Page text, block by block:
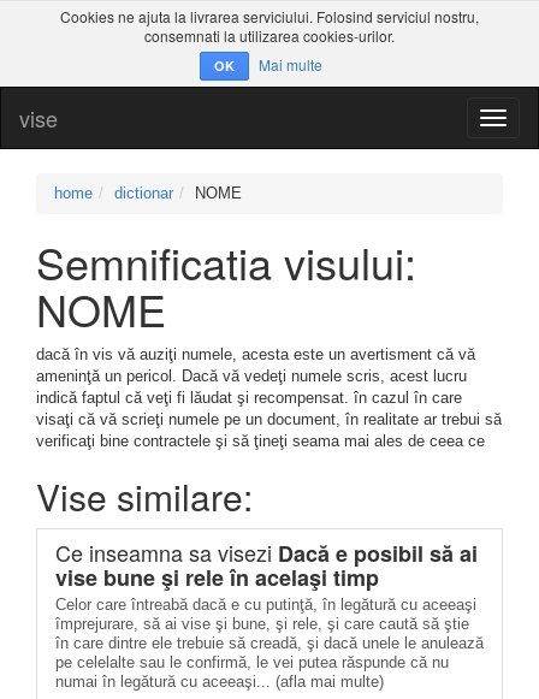
Cookies ne ajuta la livrarea serviciului. Folosind serviciul nostru,
consemnati la utilizarea cookies-urilor.
OK Mai multe
vise
home dictionar NOME
Semnificatia visului:
NOME
dacă în vis vă auziţi numele, acesta este un avertisment că vă
ameninţă un pericol. Dacă vă vedeţi numele scris, acest lucru
indică faptul că veţi fi lăudat şi recompensat. în cazul în care
visaţi că vă scrieţi numele pe un document, în realitate ar trebui să
verificaţi bine contractele şi să ţineţi seama mai ales de ceea ce
Vise similare:
Ce inseamna sa visezi Dacă e posibil să ai
vise bune şi rele în acelaşi timp
Celor care întreabă dacă e cu putinţă, în legătură cu aceeaşi
împrejurare, să ai vise şi bune, şi rele, şi care caută să ştie
în care dintre ele trebuie să creadă, şi dacă unele le anulează
pe celelalte sau le confirmă, le vei putea răspunde că nu
numai în legătură cu aceeaşi... (afla mai multe)